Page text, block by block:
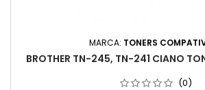
MARCA: TONERS
BROTHER TN-245, TN-241 CIANO
(0)